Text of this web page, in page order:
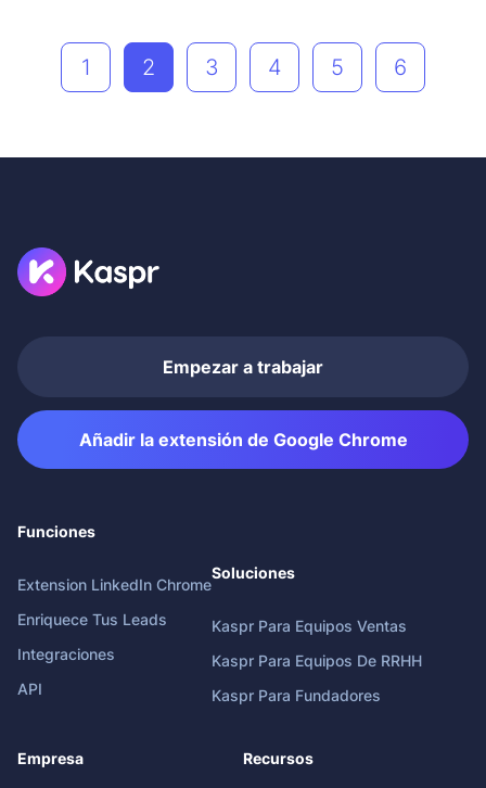
1 2 3 4 5 6
Empezar a trabajar
Añadir la extensión de Google Chrome
Funciones
Extension LinkedIn Chrome
Enriquece Tus Leads
Integraciones
API
Soluciones
Kaspr Para Equipos Ventas
Kaspr Para Equipos De RRHH
Kaspr Para Fundadores
Empresa Recursos